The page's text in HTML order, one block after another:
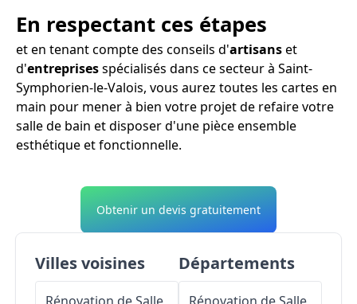
En respectant ces étapes
et en tenant compte des conseils d'artisanset
d'entreprisesspécialisés dans ce secteur à Saint-
Symphorien-le-Valois, vous aurez toutes les cartes en
main pour mener à bien votre projet de refaire votre
salle de bain et disposer d'une pièce ensemble
esthétique et fonctionnelle.
Obtenir un devis gratuitement
Villes voisines Départements